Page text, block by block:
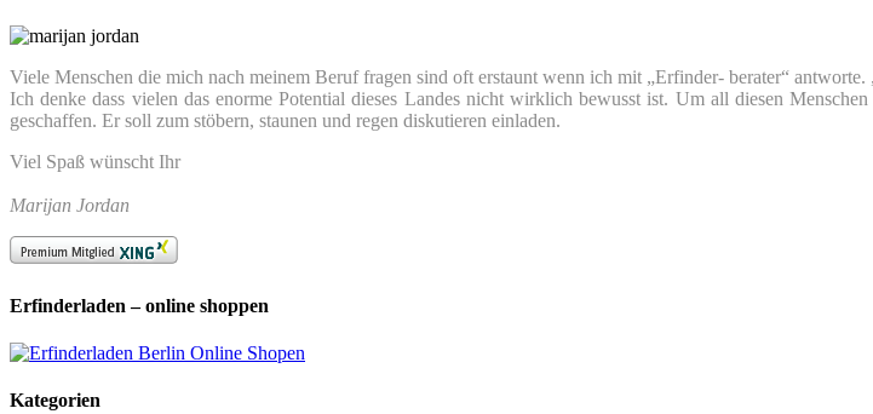
Viele Menschen die mich nach meinem Beruf fragen sind oft erstaunt wenn ich mit „Erfinder- berater“
Ich denke dass vielen das enorme Potential dieses Landes nicht wirklich bewusst ist. Um all diesen
geschaffen. Er soll zum stöbern, staunen und regen diskutieren einladen.
Viel Spaß wünscht Ihr
Marijan Jordan
Erfinderladen – online shoppen
Kategorien